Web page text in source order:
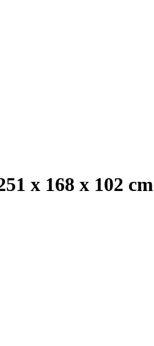
x 168 x 102 cm